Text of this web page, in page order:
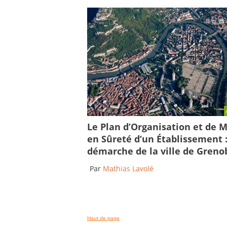
Le Plan d’Organisation et de
en Sûreté d’un Établissement
démarche de la ville de
Par Mathias Lavolé
Haut de page